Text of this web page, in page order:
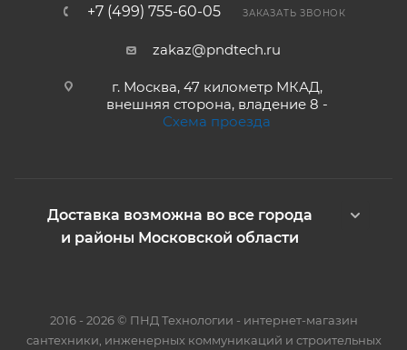
+7 (499) 755-60-05 ЗАКАЗАТЬ ЗВОНОК
zakaz@pndtech.ru
г. Москва, 47 километр МКАД,
внешняя сторона, владение 8 -
Схема проезда
Доставка возможна во все города
и районы Московской области
2016 - 2026 © ПНД Технологии - интернет-магазин
сантехники, инженерных коммуникаций и строительных